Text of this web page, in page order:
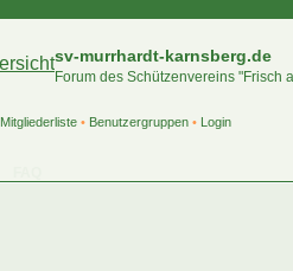
sv-murrhardt-karnsberg.de
Forum des Schützenvereins "Frisch
Mitgliederliste• Benutzergruppen• Login